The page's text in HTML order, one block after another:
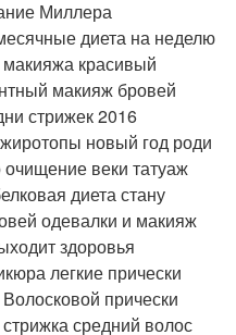
Миллера
диета на неделю
красивый
макияж бровей
стрижек 2016
новый год роди
веки татуаж
диета стану
одевалки и макияж
здоровья
легкие прически
прически
средний волос